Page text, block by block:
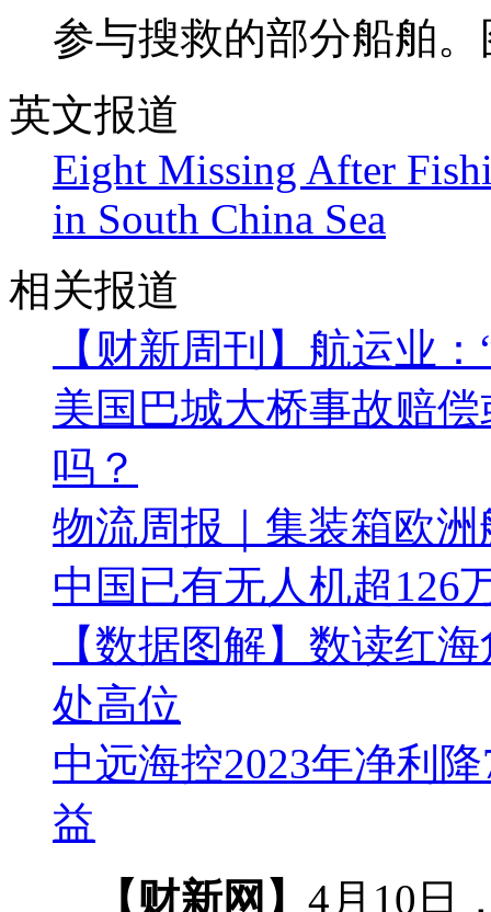
参与搜救的部分船舶
英文报道
Eight Missing After
in South China Sea
相关报道
【财新周刊】航运业
美国巴城大桥事故赔
吗？
物流周报｜集装箱欧
中国已有无人机超126
【数据图解】数读红
处高位
中远海控2023年净利
益
【财新网】 4月10日